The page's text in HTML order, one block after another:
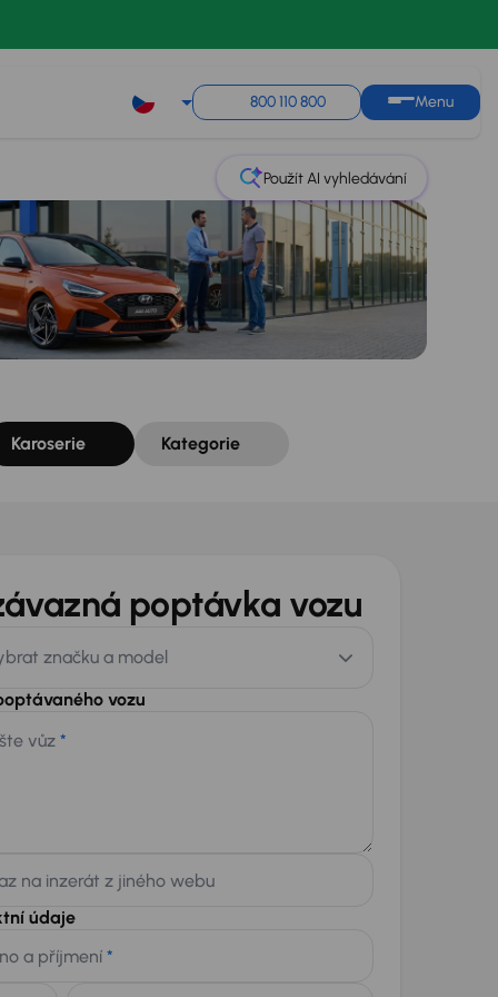
800 110 800 Menu
Použít AI vyhledávání
Karoserie Kategorie
poptávka vozu
značku a model
vozu
vůz *
na inzerát z jiného webu
údaje
a příjmení *